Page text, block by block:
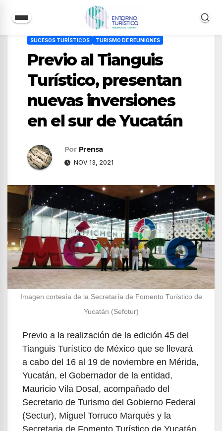
contenido
SUCESOS TURÍSTICOS TURISMO DE REUNIONES
Previo al Tianguis
Turístico, presentan
nuevas inversiones
en el sur de Yucatán
Por Prensa
NOV 13, 2021
Imagen cortesía de la Secretaría de Fomento Turístico de
Yucatán (Sefotur)
Previo a la realización de la edición 45 del
Tianguis Turístico de México que se llevará
a cabo del 16 al 19 de noviembre en Mérida,
Yucatán, el Gobernador de la entidad,
Mauricio Vila Dosal, acompañado del
Secretario de Turismo del Gobierno Federal
(Sectur), Miguel Torruco Marqués y la
Secretaria de Fomento Turístico de Yucatán